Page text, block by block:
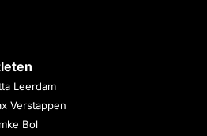
Leerdam
Verstappen
Bol